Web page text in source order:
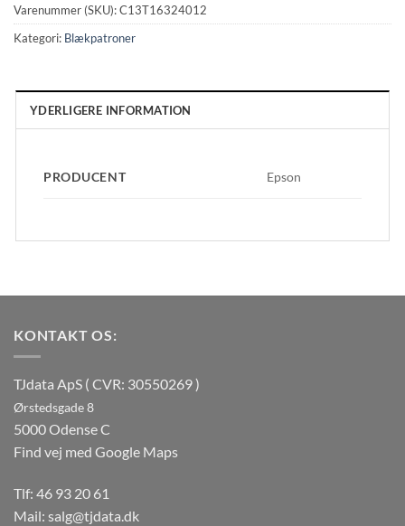
Varenummer (SKU):C13T16324012
Kategori: Blækpatroner
YDERLIGERE INFORMATION
PRODUCENT Epson
KONTAKT OS:
TJdata ApS ( CVR: 30550269 )
Ørstedsgade 8
5000 Odense C
Find vej med Google Maps
Tlf: 46 93 20 61
Mail: salg@tjdata.dk